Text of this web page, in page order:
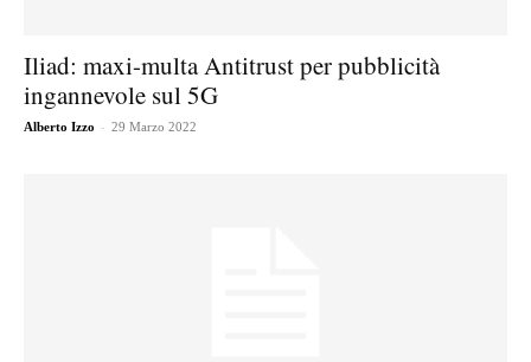
Iliad: maxi-multa Antitrust per pubblicità
ingannevole sul 5G
Alberto Izzo - 29 Marzo 2022